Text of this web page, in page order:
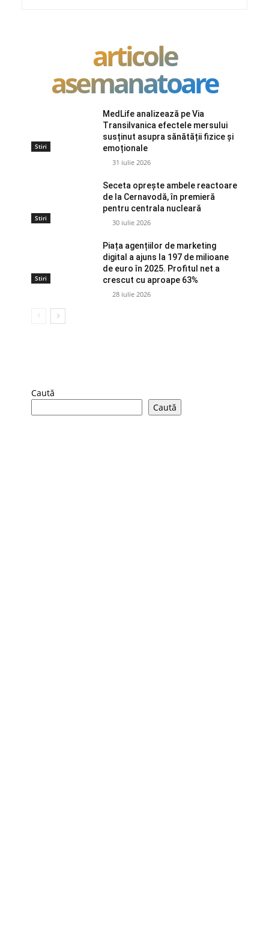
articole
asemanatoare
Stiri
MedLife analizează pe Via
Transilvanica efectele mersului
susținut asupra sănătății fizice și
emoționale
31 iulie 2026
Stiri
Seceta oprește ambele reactoare
de la Cernavodă, în premieră
pentru centrala nucleară
30 iulie 2026
Stiri
Piața agențiilor de marketing
digital a ajuns la 197 de milioane
de euro în 2025. Profitul net a
crescut cu aproape 63%
28 iulie 2026
Caută
Caută